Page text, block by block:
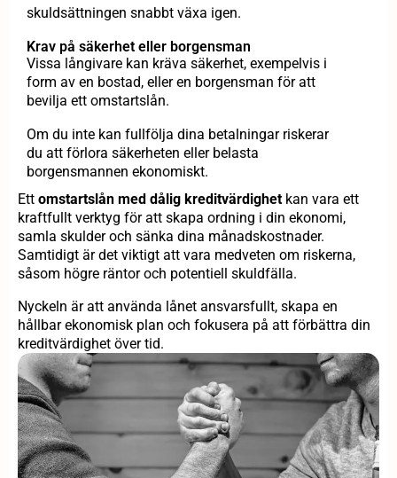
skuldsättningen snabbt växa igen.
Krav på säkerhet eller borgensman
Vissa långivare kan kräva säkerhet, exempelvis i
form av en bostad, eller en borgensman för att
bevilja ett omstartslån.
Om du inte kan fullfölja dina betalningar riskerar
du att förlora säkerheten eller belasta
borgensmannen ekonomiskt.
Ett omstartslån med dålig kreditvärdighet kan vara ett
kraftfullt verktyg för att skapa ordning i din ekonomi,
samla skulder och sänka dina månadskostnader.
Samtidigt är det viktigt att vara medveten om riskerna,
såsom högre räntor och potentiell skuldfälla.
Nyckeln är att använda lånet ansvarsfullt, skapa en
hållbar ekonomisk plan och fokusera på att förbättra din
kreditvärdighet över tid.